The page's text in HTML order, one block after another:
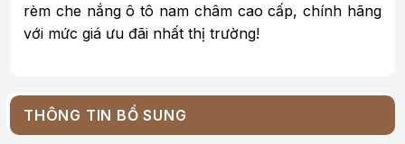
rèm che nắng ô tô nam châm cao cấp, chính hãng
với mức giá ưu đãi nhất thị trường!
THÔNG TIN BỔ SUNG